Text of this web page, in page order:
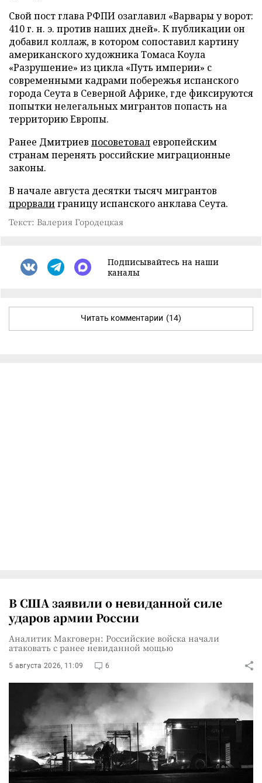
Свой пост глава РФПИ озаглавил «Варвары у ворот:
410 г. н. э. против наших дней». К публикации он
добавил коллаж, в котором сопоставил картину
американского художника Томаса Коула
«Разрушение» из цикла «Путь империи» с
современными кадрами побережья испанского
города Сеута в Северной Африке, где фиксируются
попытки нелегальных мигрантов попасть на
территорию Европы.
Ранее Дмитриев посоветовал европейским
странам перенять российские миграционные
законы.
В начале августа десятки тысяч мигрантов
прорвалиграницу испанского анклава Сеута.
Текст: Валерия Городецкая
Подписывайтесь на наши
каналы
Читать комментарии (14)
В США заявили о невиданной силе
ударов армии России
Аналитик Макговерн: Российские войска начали
атаковать с ранее невиданной мощью
5 августа 2026, 11:09 6